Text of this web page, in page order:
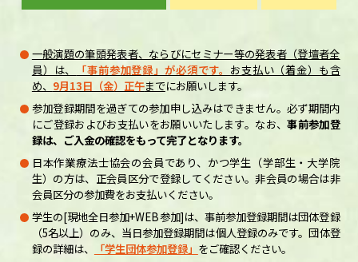
一般演題の筆頭発表者、ならびにセミナー等の発表者（登壇者全
員）は、
「事前参加登録」が必須です。 お支払い（着金）も含
め、 9月13日（金）正午までにお願いします。
参加登録期間を過ぎての参加申し込みはできません。必ず期間内
にご登録およびお支払いをお願いいたします。なお、事前参加登
録は、ご入金の確認をもって完了となります。
日本作業療法士協会の会員であり、かつ学生（学部生・大学院
生）の方は、正会員区分で登録してください。非会員の場合は非
会員区分の参加費をお支払いください。
学生の[現地全日参加+WEB参加]は、事前参加登録期間は団体登録
（5名以上）のみ、当日参加登録期間は個人登録のみです。団体登
録の詳細は、
「学生団体参加登録」 をご確認ください。